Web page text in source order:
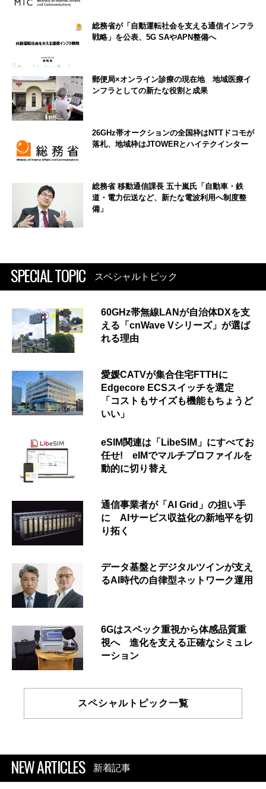
総務省が「自動運転社会を支える通信インフラ
戦略」を公表、5G SAやAPN整備へ
郵便局×オンライン診療の現在地 地域医療イ
ンフラとしての新たな役割と成果
26GHz帯オークションの全国枠はNTTドコモが
落札、地域枠はJTOWERとハイテクインター
総務省 移動通信課長 五十嵐氏「自動車・鉄
道・電力伝送など、新たな電波利用へ制度整
備」
SPECIAL TOPIC スペシャルトピック
60GHz帯無線LANが自治体DXを支
える「cnWave Vシリーズ」が選ば
れる理由
愛媛CATVが集合住宅FTTHに
Edgecore ECSスイッチを選定
「コストもサイズも機能もちょうど
いい」
eSIM関連は「LibeSIM」にすべてお
任せ! eIMでマルチプロファイルを
動的に切り替え
通信事業者が「AI Grid」の担い手
に AIサービス収益化の新地平を切
り拓く
データ基盤とデジタルツインが支え
るAI時代の自律型ネットワーク運用
6Gはスペック重視から体感品質重
視へ 進化を支える正確なシミュレ
ーション
スペシャルトピック一覧
NEW ARTICLES 新着記事